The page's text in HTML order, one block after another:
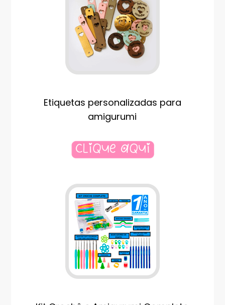
Etiquetas personalizadas para
amigurumi